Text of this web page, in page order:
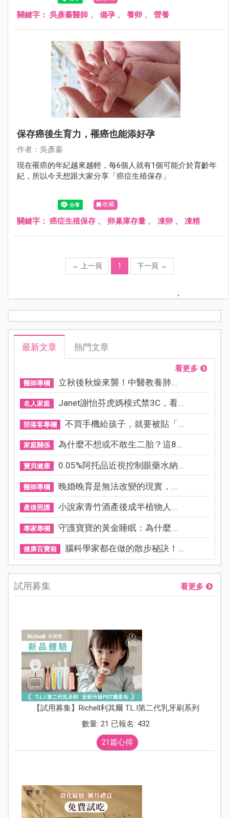
關鍵字： 吳彥蓁醫師 、 備孕 、 養卵 、 營養
保存癌後生育力，罹癌也能添好孕
作者：吳彥蓁
現在罹癌的年紀越來越輕，每6個人就有1個可能介於育齡年
紀，所以今天想跟大家分享「癌症生殖保存」
收藏
關鍵字： 癌症生殖保存 、 卵巢庫存量 、 凍卵 、 凍精
← 上一頁 1 下一頁 →
;
最新文章 熱門文章
看更多
醫師專欄 立秋後秋燥來襲！中醫教養肺...
名人家庭 Janet謝怡芬虎媽模式禁3C，看...
部落客專欄 不買手機給孩子，就要被貼「...
家庭關係 為什麼不想或不敢生二胎？這8...
寶貝健康 0.05%阿托品近視控制眼藥水納...
醫師專欄 晚婚晚育是無法改變的現實，...
產後照護 小說家青竹酒產後成半植物人...
專家專欄 守護寶寶的黃金睡眠：為什麼...
健康百寶箱 腦科學家都在做的散步秘訣！...
試用募集 看更多
【試用募集】Richell利其爾 T.L.I第二代乳牙刷系列
數量: 21 已報名: 432
21篇心得